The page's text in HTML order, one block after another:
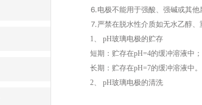
⒍电极不能用于强酸、强碱或其他
⒎严禁在脱水性介质如无水乙醇、
1、 pH玻璃电极的贮存
短期：贮存在pH=4的缓冲溶液中；
长期：贮存在pH=7的缓冲溶液中。
2、 pH玻璃电极的清洗